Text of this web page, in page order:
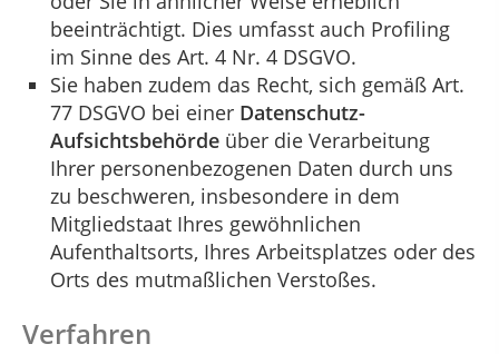
beeinträchtigt. Dies umfasst auch Profiling
im Sinne des Art. 4 Nr. 4 DSGVO.
Sie haben zudem das Recht, sich gemäß Art.
77 DSGVO bei einer Datenschutz-
Aufsichtsbehörde über die Verarbeitung
Ihrer personenbezogenen Daten durch uns
zu beschweren, insbesondere in dem
Mitgliedstaat Ihres gewöhnlichen
Aufenthaltsorts, Ihres Arbeitsplatzes oder des
Orts des mutmaßlichen Verstoßes.
Verfahren